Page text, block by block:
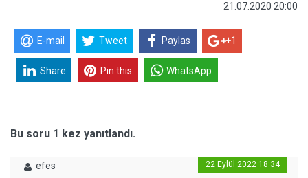
21.07.2020 20:00
E-mail Tweet Paylas +1
Share Pin this WhatsApp
Bu soru 1 kez yanıtlandı.
efes 22 Eylül 2022 18:34